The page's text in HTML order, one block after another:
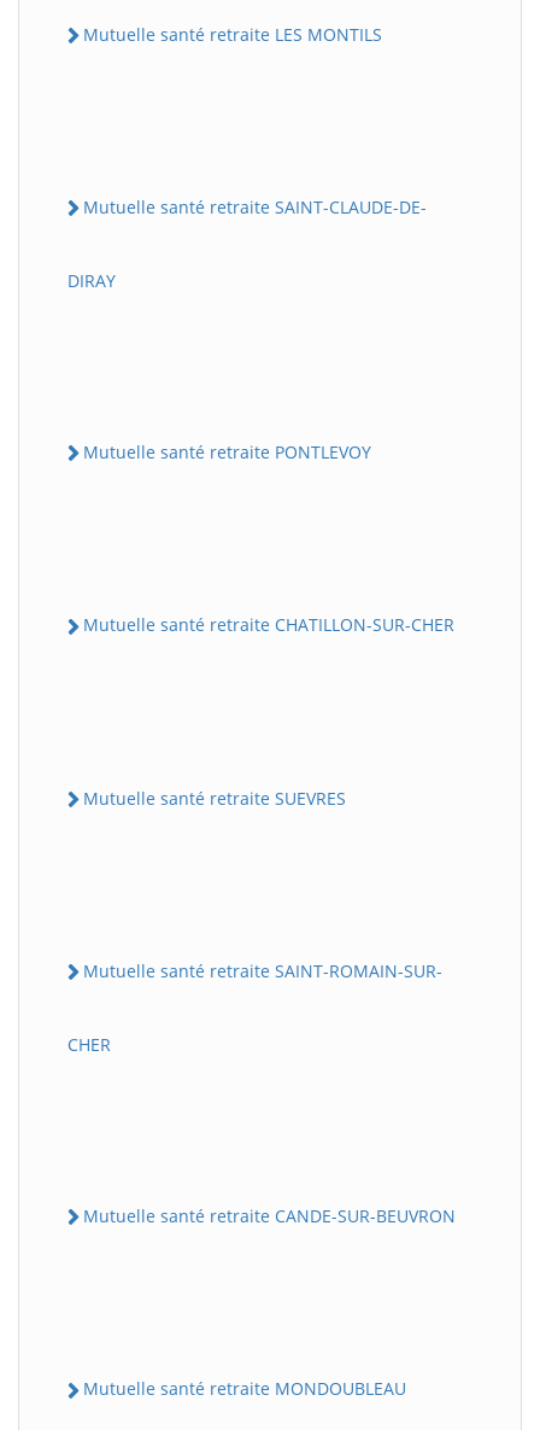
Mutuelle santé retraite LES MONTILS
Mutuelle santé retraite SAINT-CLAUDE-DE-
DIRAY
Mutuelle santé retraite PONTLEVOY
Mutuelle santé retraite CHATILLON-SUR-CHER
Mutuelle santé retraite SUEVRES
Mutuelle santé retraite SAINT-ROMAIN-SUR-
CHER
Mutuelle santé retraite CANDE-SUR-BEUVRON
Mutuelle santé retraite MONDOUBLEAU